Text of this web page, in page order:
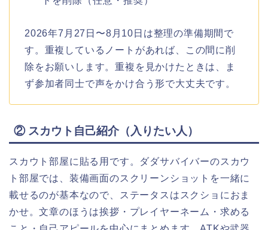
2026年7月27日〜8月10日は整理の準備期間で
す。重複しているノートがあれば、この間に削
除をお願いします。重複を見かけたときは、ま
ず参加者同士で声をかけ合う形で大丈夫です。
② スカウト自己紹介（入りたい人）
スカウト部屋に貼る用です。ダダサバイバーのスカウ
ト部屋では、装備画面のスクリーンショットを一緒に
載せるのが基本なので、ステータスはスクショにおま
かせ。文章のほうは挨拶・プレイヤーネーム・求める